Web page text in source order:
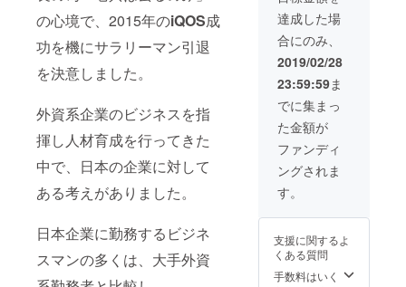
の心境で、2015年のiQOS成
功を機にサラリーマン引退
を決意しました。
外資系企業のビジネスを指
揮し人材育成を行ってきた
中で、日本の企業に対して
ある考えがありました。
日本企業に勤務するビジネ
スマンの多くは、大手外資
ター/SK2化
粧品部門に
異動時に
は、万年5番
手メーカー
の意識が定
着していた
美容部員・
営業スタッ
フの意識改
革・ビジネ
ス構造改革
に着手し、2
年連続のビ
ンディ
ング活
用方
法 etc.
※公演時
間１２
０分 ※
２０１
９年３
月〜１
２月に
て、日
いただ
※交通
費、宿
泊費別
の講演
になり
ます ※
公演時
間１２
０分 ※
２０１
９年８
月〜１
１月に
て、日
程調整
きます
費、宿
泊費別
途かか
達成した場
合にのみ、
2019/02/28
23:59:59ま
でに集まっ
た金額が
ファンディ
ングされま
す。
支援に関するよ
くある質問
手数料はいく